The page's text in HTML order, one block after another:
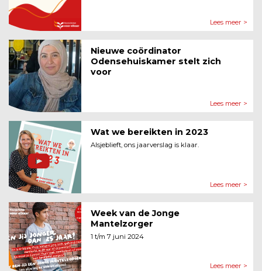
Lees meer >
Nieuwe coördinator
Odensehuiskamer stelt zich
voor
Lees meer >
Wat we bereikten in 2023
Alsjeblieft, ons jaarverslag is klaar.
Lees meer >
Week van de Jonge
Mantelzorger
1 t/m 7 juni 2024
Lees meer >